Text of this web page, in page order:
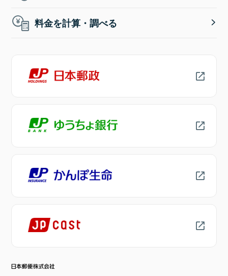
料金を計算・調べる